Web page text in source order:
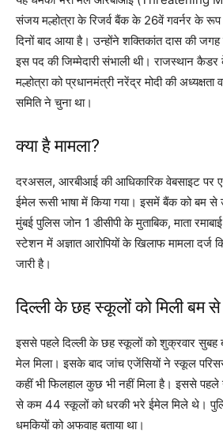
संजय मल्होत्रा के रिजर्व बैंक के 26वें गवर्नर के
दिनों बाद आया है। उन्होंने शक्तिकांत दास की
इस पद की जिम्मेदारी संभाली थी। राजस्थान
मल्होत्रा को प्रधानमंत्री नरेंद्र मोदी की अध्यक्षता
समिति ने चुना था।
क्या है मामला?
दरअसल, आरबीआई की आधिकारिक वेबसाइट पर
ईमेल रूसी भाषा में किया गया। इसमें बैंक को बम से
मुंबई पुलिस जोन 1 डीसीपी के मुताबिक, माता
स्टेशन में अज्ञात आरोपियों के खिलाफ मामला दर्ज
जारी है।
दिल्ली के छह स्कूलों को मिली बम
इससे पहले दिल्ली के छह स्कूलों को शुक्रवार सुबह
मेल मिला। इसके बाद जांच एजेंसियों ने स्कूल
कहीं भी फिलहाल कुछ भी नहीं मिला है। इससे पहले
से कम 44 स्कूलों को धरकी भरे ईमेल मिले थे।
धमकियों को अफवाह बताया था।